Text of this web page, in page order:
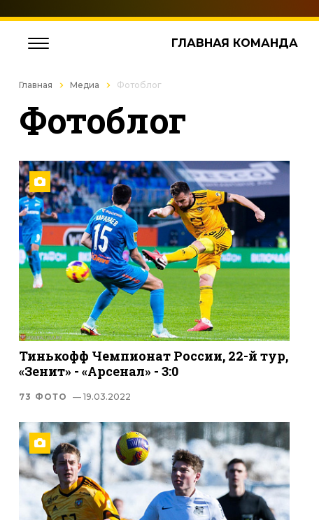
ГЛАВНАЯ КОМАНДА
Главная Медиа Фотоблог
Фотоблог
Тинькофф Чемпионат России, 22-й тур,
«Зенит» - «Арсенал» - 3:0
73 ФОТО — 19.03.2022